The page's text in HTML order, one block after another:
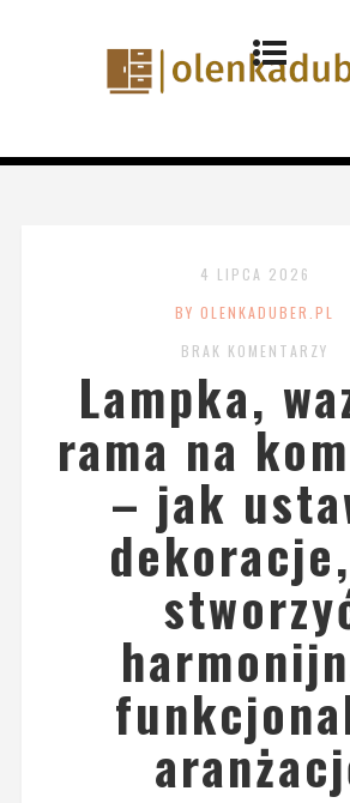
4 LIPCA 2026
BY OLENKADUBER.PL
BRAK KOMENTARZY
Lampka,
rama na
– jak